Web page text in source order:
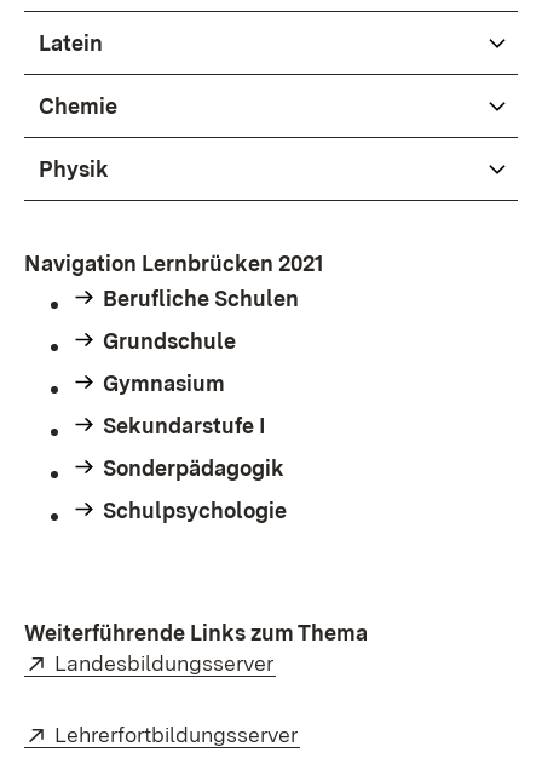
Latein
Chemie
Physik
Navigation Lernbrücken 2021
Berufliche Schulen
Grundschule
Gymnasium
Sekundarstufe I
Sonderpädagogik
Schulpsychologie
Weiterführende Links zum Thema
External:
Landesbildungsserver
External:
Lehrerfortbildungsserver